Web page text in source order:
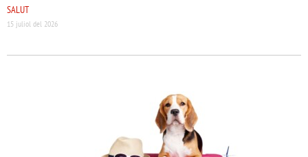
SALUT
15 juliol del 2026